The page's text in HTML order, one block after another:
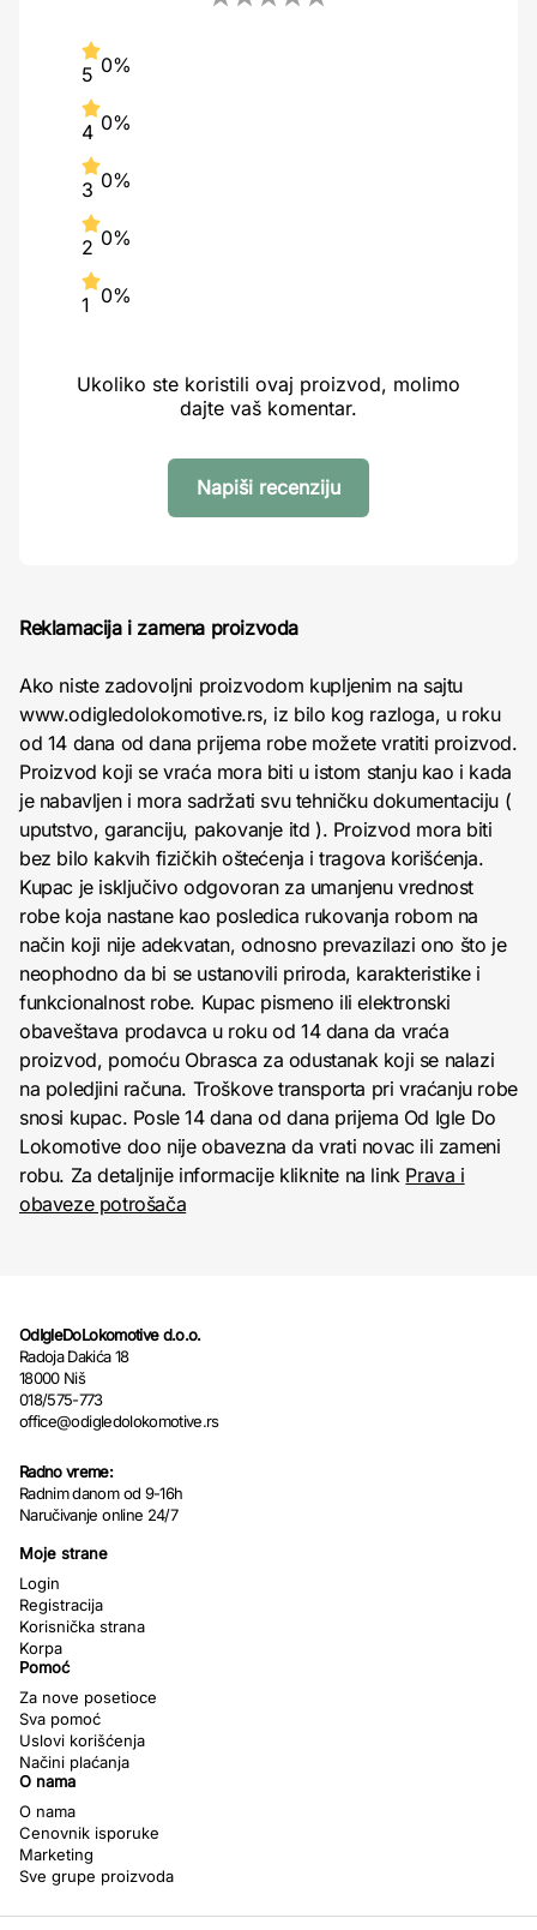
5 0%
4 0%
3 0%
2 0%
1 0%
Ukoliko ste koristili ovaj proizvod, molimo
dajte vaš komentar.
Napiši recenziju
Reklamacija i zamena proizvoda
Ako niste zadovoljni proizvodom kupljenim na sajtu
www.odigledolokomotive.rs, iz bilo kog razloga, u roku
od 14 dana od dana prijema robe možete vratiti proizvod.
Proizvod koji se vraća mora biti u istom stanju kao i kada
je nabavljen i mora sadržati svu tehničku dokumentaciju (
uputstvo, garanciju, pakovanje itd ). Proizvod mora biti
bez bilo kakvih fizičkih oštećenja i tragova korišćenja.
Kupac je isključivo odgovoran za umanjenu vrednost
robe koja nastane kao posledica rukovanja robom na
način koji nije adekvatan, odnosno prevazilazi ono što je
neophodno da bi se ustanovili priroda, karakteristike i
funkcionalnost robe. Kupac pismeno ili elektronski
obaveštava prodavca u roku od 14 dana da vraća
proizvod, pomoću Obrasca za odustanak koji se nalazi
na poledjini računa. Troškove transporta pri vraćanju robe
snosi kupac. Posle 14 dana od dana prijema Od Igle Do
Lokomotive doo nije obavezna da vrati novac ili zameni
robu. Za detaljnije informacije kliknite na link Prava i
obaveze potrošača
OdIgleDoLokomotive d.o.o.
Radoja Dakića 18
18000 Niš
018/575-773
office@odigledolokomotive.rs
Radno vreme:
Radnim danom od 9-16h
Naručivanje online 24/7
Moje strane
Login
Registracija
Korisnička strana
Korpa
Pomoć
Za nove posetioce
Sva pomoć
Uslovi korišćenja
Načini plaćanja
O nama
O nama
Cenovnik isporuke
Marketing
Sve grupe proizvoda